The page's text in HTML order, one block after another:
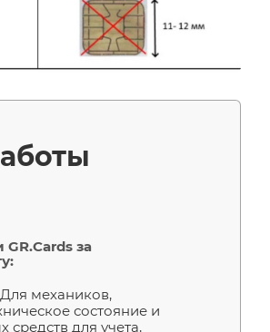
за
механиков,
состояние и
средств для учета,